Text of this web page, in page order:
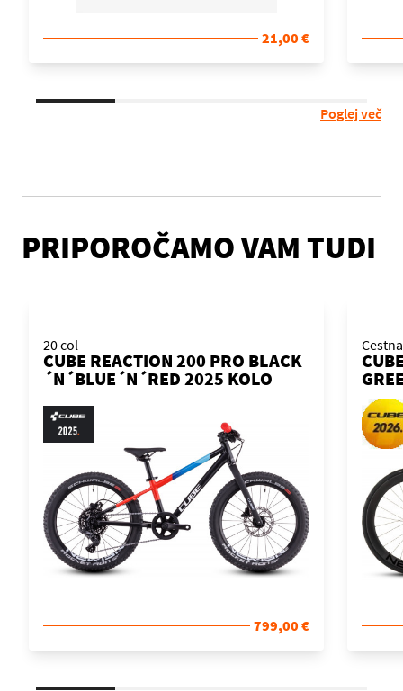
21,00 €
Poglej več
PRIPOROČAMO VAM TUDI
20 col
CUBE REACTION 200 PRO BLACK
´N´BLUE´N´RED 2025 KOLO
799,00 €